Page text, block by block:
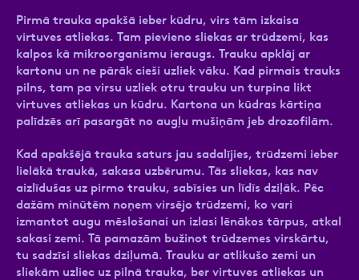
Pirmā trauka apakšā ieber kūdru, virs tām izkaisa
virtuves atliekas. Tam pievieno sliekas ar trūdzemi, kas
kalpos kā mikroorganismu ieraugs. Trauku apklāj ar
kartonu un ne pārāk cieši uzliek vāku. Kad pirmais trauks
pilns, tam pa virsu uzliek otru trauku un turpina likt
virtuves atliekas un kūdru. Kartona un kūdras kārtiņa
palīdzēs arī pasargāt no augļu mušiņām jeb drozofilām.
Kad apakšējā trauka saturs jau sadalījies, trūdzemi ieber
lielākā traukā, sakasa uzbērumu. Tās sliekas, kas nav
aizlīdušas uz pirmo trauku, sabīsies un līdīs dziļāk. Pēc
dažām minūtēm noņem virsējo trūdzemi, ko vari
izmantot augu mēslošanai un izlasi lēnākos tārpus, atkal
sakasi zemi. Tā pamazām bužinot trūdzemes virskārtu,
tu sadzīsi sliekas dziļumā. Trauku ar atlikušo zemi un
sliekām uzliec uz pilnā trauka, ber virtuves atliekas un